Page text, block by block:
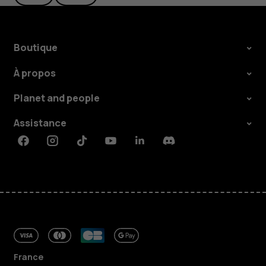
Boutique
À propos
Planet and people
Assistance
FacebookInstagramTiktokYoutubeLinkedinDiscord
France